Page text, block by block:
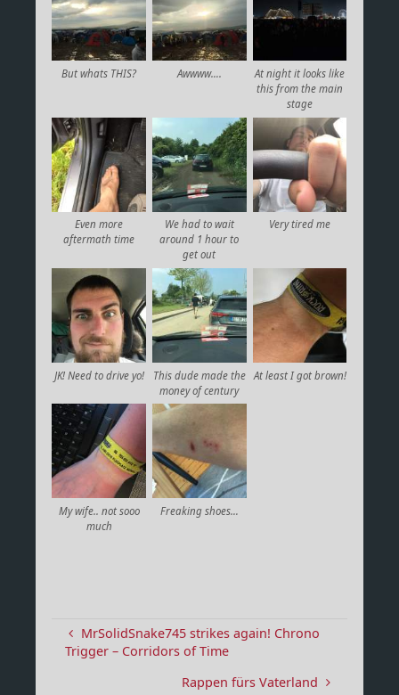
But whats THIS? Awwww….
At night it looks like
this from the main
stage
Even more
aftermath time
We had to wait
around 1 hour to
get out
Very tired me
JK! Need to drive yo!
This dude made the
money of century
At least I got brown!
My wife.. not sooo
much
Freaking shoes…
MrSolidSnake745 strikes again! Chrono
Trigger – Corridors of Time
Rappen fürs Vaterland